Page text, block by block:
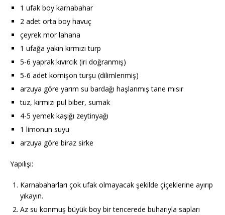
1 ufak boy karnabahar
2 adet orta boy havuç
çeyrek mor lahana
1 ufağa yakın kırmızı turp
5-6 yaprak kıvırcık (iri doğranmış)
5-6 adet kornişon turşu (dilimlenmiş)
arzuya göre yarım su bardağı haşlanmış tane mısır
tuz, kırmızı pul biber, sumak
4-5 yemek kaşığı zeytinyağı
1 limonun suyu
arzuya göre biraz sirke
Yapılışı:
Karnabaharları çok ufak olmayacak şekilde çiçeklerine ayırıp
yıkayın.
Az su konmuş büyük boy bir tencerede buharıyla sapları